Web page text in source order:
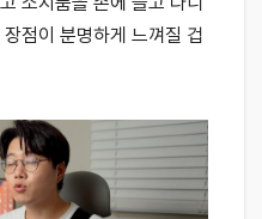
점이 분명하게 느껴질 겁